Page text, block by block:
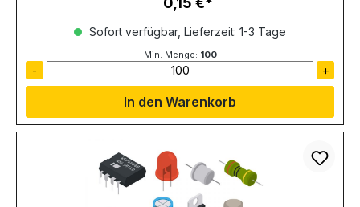
Regulärer Preis:
Sofort verfügbar, Lieferzeit: 1-3 Tage
Min. Menge: 100
- +
In den Warenkorb